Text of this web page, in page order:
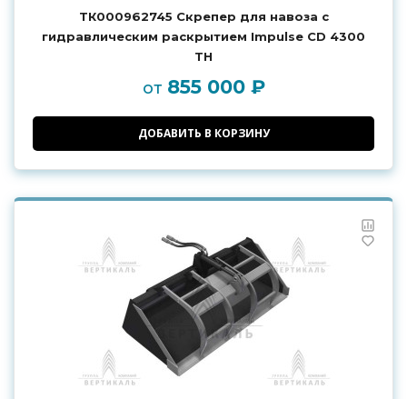
ТК000962745 Скрепер для навоза с
гидравлическим раскрытием Impulse CD 4300
TH
от 855 000 ₽
ДОБАВИТЬ В КОРЗИНУ